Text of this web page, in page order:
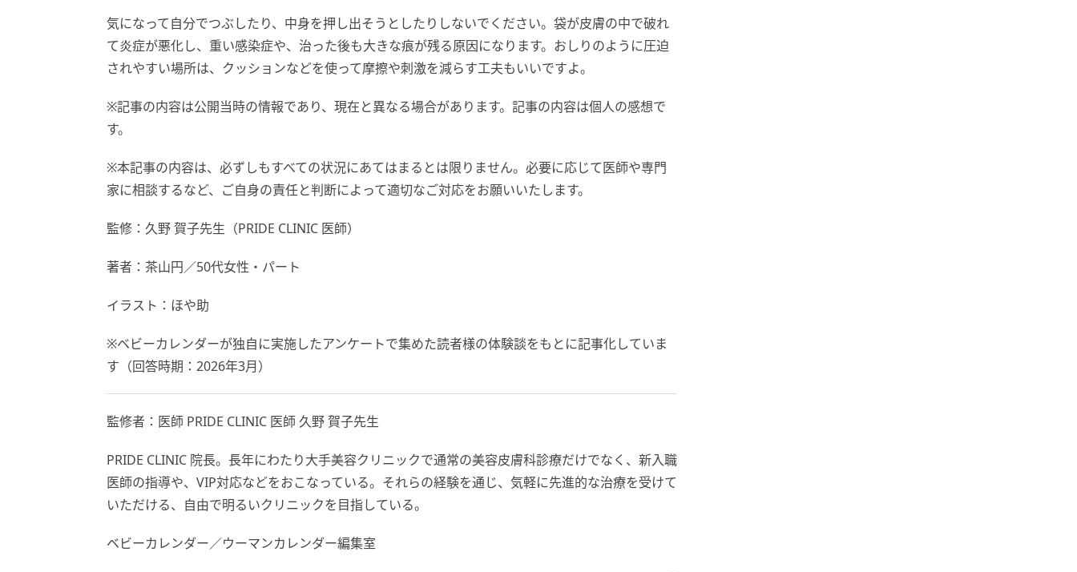
気になって自分でつぶしたり、中身を押し出そうとしたりしないでください。袋が皮膚の中で破れ
て炎症が悪化し、重い感染症や、治った後も大きな痕が残る原因になります。おしりのように圧迫
されやすい場所は、クッションなどを使って摩擦や刺激を減らす工夫もいいですよ。
※記事の内容は公開当時の情報であり、現在と異なる場合があります。記事の内容は個人の感想で
す。
※本記事の内容は、必ずしもすべての状況にあてはまるとは限りません。必要に応じて医師や専門
家に相談するなど、ご自身の責任と判断によって適切なご対応をお願いいたします。
監修：久野 賀子先生（PRIDE CLINIC 医師）
著者：茶山円／50代女性・パート
イラスト：ほや助
※ベビーカレンダーが独自に実施したアンケートで集めた読者様の体験談をもとに記事化していま
す（回答時期：2026年3月）
監修者：医師 PRIDE CLINIC 医師 久野 賀子先生
PRIDE CLINIC 院長。長年にわたり大手美容クリニックで通常の美容皮膚科診療だけでなく、新入職
医師の指導や、VIP対応などをおこなっている。それらの経験を通じ、気軽に先進的な治療を受けて
いただける、自由で明るいクリニックを目指している。
ベビーカレンダー／ウーマンカレンダー編集室